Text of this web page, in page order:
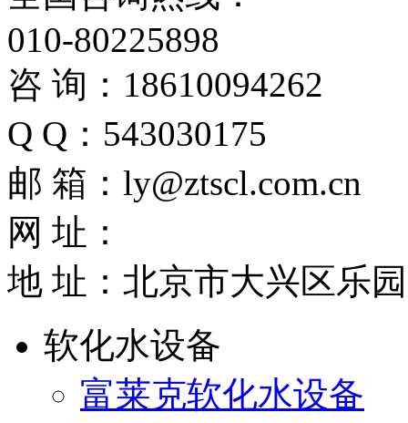
010-80225898
咨 询：18610094262
Q Q：543030175
邮 箱：ly@ztscl.com.cn
网 址：
地 址：北京市大兴区乐
软化水设备
富莱克软化水设备